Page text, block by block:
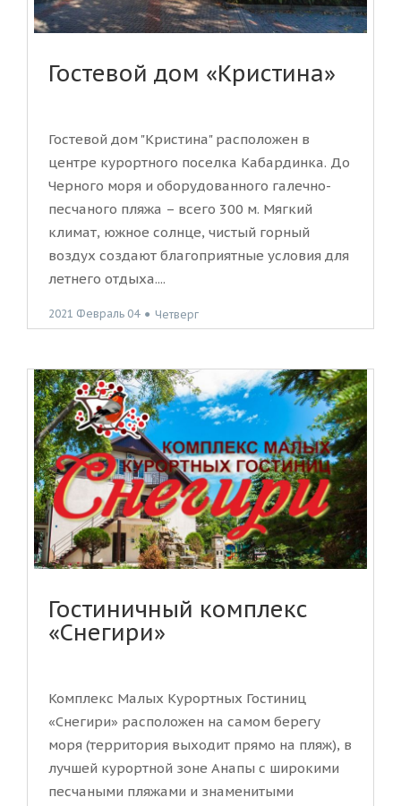
Гостевой дом «Кристина»
Гостевой дом "Кристина" расположен в
центре курортного поселка Кабардинка. До
Черного моря и оборудованного галечно-
песчаного пляжа – всего 300 м. Мягкий
климат, южное солнце, чистый горный
воздух создают благоприятные условия для
летнего отдыха....
2021 Февраль 04 ● Четверг
Гостиничный комплекс
«Снегири»
Комплекс Малых Курортных Гостиниц
«Снегири» расположен на самом берегу
моря (территория выходит прямо на пляж), в
лучшей курортной зоне Анапы с широкими
песчаными пляжами и знаменитыми